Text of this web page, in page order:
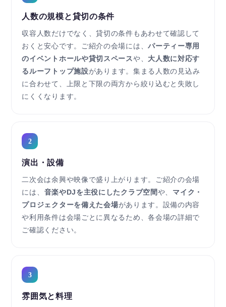
人数の規模と貸切の条件
収容人数だけでなく、貸切の条件もあわせて確認して
おくと安心です。ご紹介の会場には、パーティー専用
のイベントホールや貸切スペースや、 大人数に対応す
るルーフトップ施設があります。集まる人数の見込み
に合わせて、上限と下限の両方から絞り込むと失敗し
にくくなります。
2
演出・設備
二次会は余興や映像で盛り上がります。ご紹介の会場
には、 音楽やDJを主役にしたクラブ空間 や、 マイク・
プロジェクターを備えた会場があります。設備の内容
や利用条件は会場ごとに異なるため、各会場の詳細で
ご確認ください。
3
雰囲気と料理